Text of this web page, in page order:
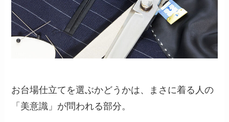
お台場仕立てを選ぶかどうかは、まさに着る人の
「美意識」が問われる部分。